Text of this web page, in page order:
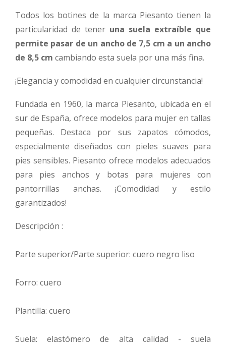
Todos los botines de la marca Piesanto tienen la
particularidad de tener una suela extraíble que
permite pasar de un ancho de 7,5 cm a un ancho
de 8,5 cm cambiando esta suela por una más fina.
¡Elegancia y comodidad en cualquier circunstancia!
Fundada en 1960, la marca Piesanto, ubicada en el
sur de España, ofrece modelos para mujer en tallas
pequeñas. Destaca por sus zapatos cómodos,
especialmente diseñados con pieles suaves para
pies sensibles. Piesanto ofrece modelos adecuados
para pies anchos y botas para mujeres con
pantorrillas anchas. ¡Comodidad y estilo
garantizados!
Descripción :
Parte superior/Parte superior: cuero negro liso
Forro: cuero
Plantilla: cuero
Suela: elastómero de alta calidad - suela